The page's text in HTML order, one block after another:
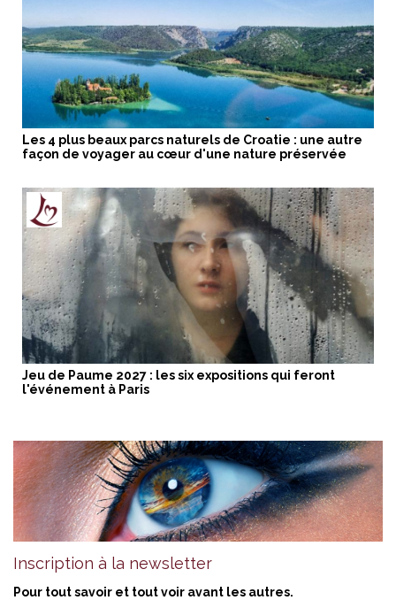
Les 4 plus beaux parcs naturels de Croatie : une autre
façon de voyager au cœur d'une nature préservée
Jeu de Paume 2027 : les six expositions qui feront
l'événement à Paris
Inscription à la newsletter
Pour tout savoir et tout voir avant les autres.